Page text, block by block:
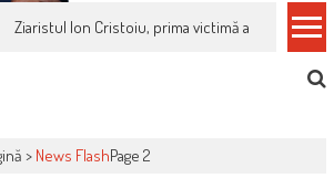
Ziaristul Ion Cristoiu, prima victimă a noi
> News FlashPage 2